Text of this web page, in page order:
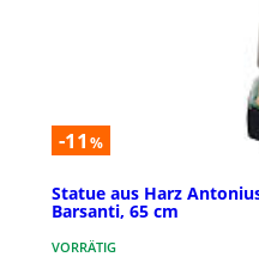
-11 %
Statue aus Harz
Barsanti, 65 cm
VORRÄTIG